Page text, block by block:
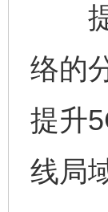
提
络的
提升
线局